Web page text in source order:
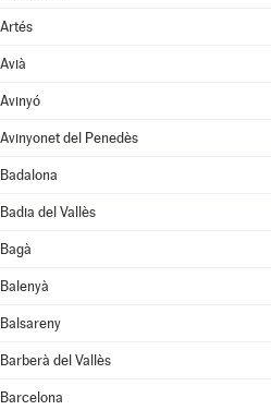
Artés
Avià
Avinyó
Avinyonet del Penedès
Badalona
Badia del Vallès
Bagà
Balenyà
Balsareny
Barberà del Vallès
Barcelona